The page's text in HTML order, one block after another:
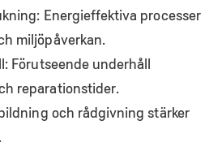
Energieffektiva processer
miljöpåverkan.
Förutseende underhåll
reparationstider.
och rådgivning stärker